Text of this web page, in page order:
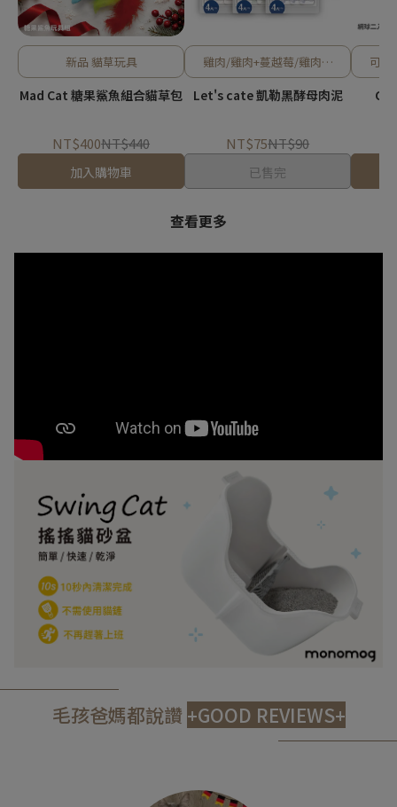
新品 貓草玩具
Mad Cat 糖果鯊魚組合貓草包
NT$400NT$440
加入購物車
雞肉/雞肉+蔓越莓/雞肉+/
鮪魚/鮪魚+南極蝦/鮪魚+綠
唇貽貝
Let's cate 凱勒黑酵母肉泥
NT$75NT$90
已售完
可浮
查看更多
毛孩爸媽都說讚 +GOOD REVIEWS+